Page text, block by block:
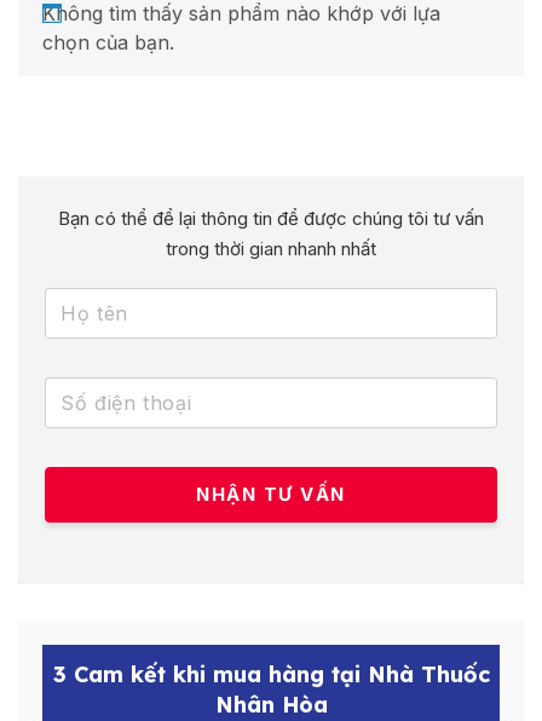
Không tìm thấy sản phẩm nào khớp với lựa
chọn của bạn.
Bạn có thể để lại thông tin để được chúng tôi tư vấn
trong thời gian nhanh nhất
3 Cam kết khi mua hàng tại Nhà Thuốc
Nhân Hòa